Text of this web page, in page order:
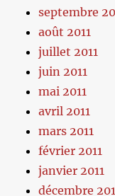
septembre
août 2011
juillet 2011
juin 2011
mai 2011
avril 2011
mars 2011
février 2011
janvier 2011
décembre